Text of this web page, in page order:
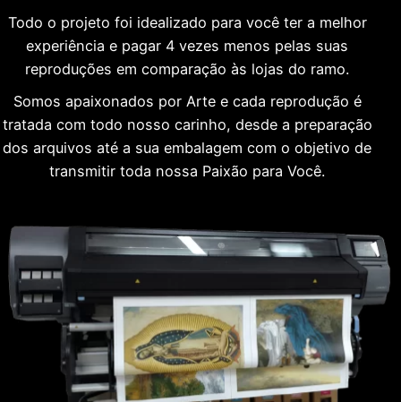
Todo o projeto foi idealizado para você ter a melhor
experiência e pagar 4 vezes menos pelas suas
reproduções em comparação às lojas do ramo.
Somos apaixonados por Arte e cada reprodução é
tratada com todo nosso carinho, desde a preparação
dos arquivos até a sua embalagem com o objetivo de
transmitir toda nossa Paixão para Você.